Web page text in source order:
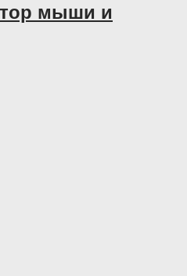
мыши и